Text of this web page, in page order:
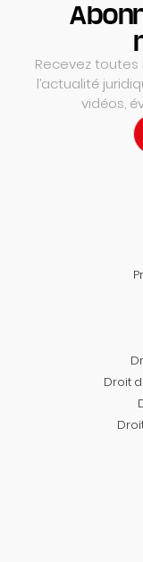
Recevez
l’actualité
vidéos,
Droit